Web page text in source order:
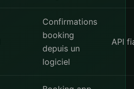
Confirmations
booking
depuis un
logiciel
API